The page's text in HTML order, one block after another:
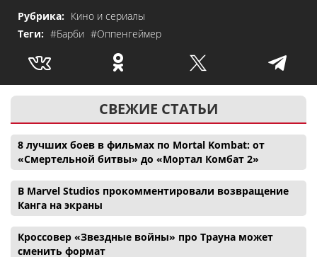
Рубрика: Кино и сериалы
Теги: #Барби #Оппенгеймер
СВЕЖИЕ СТАТЬИ
8 лучших боев в фильмах по Mortal Kombat: от
«Смертельной битвы» до «Мортал Комбат 2»
В Marvel Studios прокомментировали возвращение
Канга на экраны
Кроссовер «Звездные войны» про Трауна может
сменить формат